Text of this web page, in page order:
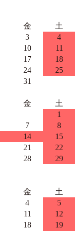
金
土
3
4
10
11
17
18
24
25
31
金
土
1
7
8
14
15
21
22
28
29
金
土
4
5
11
12
18
19